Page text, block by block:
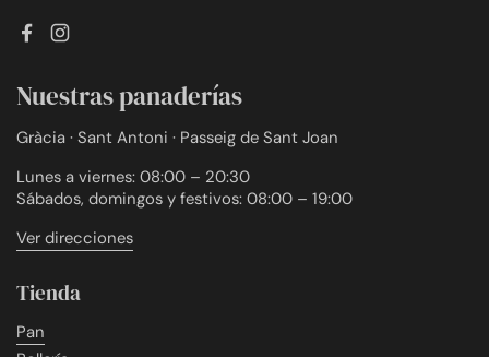
FacebookInstagram
Nuestras panaderías
Gràcia · Sant Antoni · Passeig de Sant Joan
Lunes a viernes: 08:00 – 20:30
Sábados, domingos y festivos: 08:00 – 19:00
Ver direcciones
Tienda
Pan